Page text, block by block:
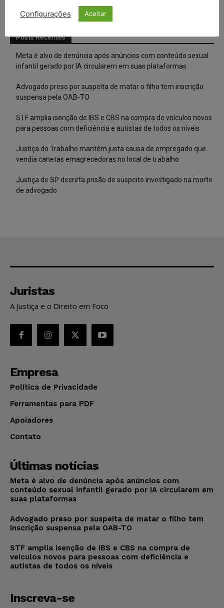
Posts Recentes
Meta é alvo de denúncia após anúncios com conteúdo sexual
infantil gerado por IA circularem em suas plataformas
Advogado preso por suspeita de matar o filho tem inscrição
suspensa pela OAB-TO
STF amplia isenção de IBS e CBS na compra de veículos novos
para pessoas com deficiência e autistas de todos os níveis
Justiça do Trabalho mantém justa causa de empregado que
vendia canetas emagrecedoras no local de trabalho
Justiça de SP decreta prisão de suspeito investigado na morte
de advogado
Juristas
A Justiça e o Direito em Foco
Empresa
Política de Privacidade
Ferramentas para PDF
Apoiadores
Contato
Últimas notícias
Meta é alvo de denúncia após anúncios com
conteúdo sexual infantil gerado por IA circularem em
suas plataformas
Advogado preso por suspeita de matar o filho tem
inscrição suspensa pela OAB-TO
STF amplia isenção de IBS e CBS na compra de
veículos novos para pessoas com deficiência e
autistas de todos os níveis
Inscreva-se
Configurações Aceitar